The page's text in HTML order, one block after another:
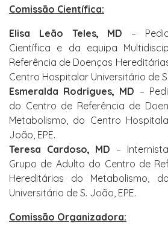
Comissão Científica:
Elisa Leão Teles, MD –
Científica e da equipa
Referência de Doenças
Centro Hospitalar Universitário de
Esmeralda Rodrigues, MD –
do Centro de Referência de
Metabolismo, do Centro
João, EPE.
Teresa Cardoso, MD –
Grupo de Adulto do Centro de
Hereditárias do Metabolismo,
Universitário de S. João, EPE.
Comissão Organizadora: